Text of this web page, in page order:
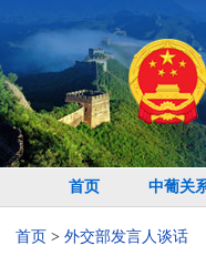
首页 中葡关
首页 > 外交部发言人谈话